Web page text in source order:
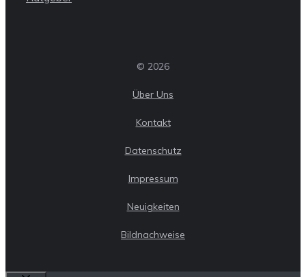
© 2026
Über Uns
Kontakt
Datenschutz
Impressum
Neuigkeiten
Bildnachweise